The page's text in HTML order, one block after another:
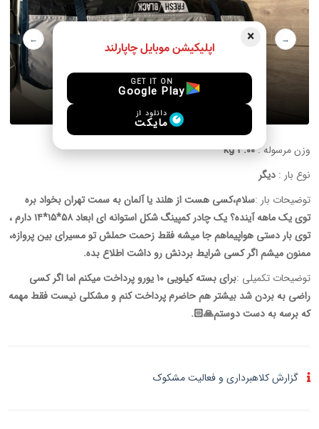
وزن مرسوله :3.00 kg
نوع بار : دیگر
توضیحات بار :سلام،کسی هست از هلند یا آلمان به سمت تهران بخواد بره
توی یک ماهه آینده؟ یک چادر کمپینگ شکل استوانه ای ابعاد ۵۸*۱۵*۱۴ دارم ،
توی بار دستی هواپیماهم جا میشه فقط زحمت حملش تو مسیرای بین پروازه،
ممنون میشم اگر کسی شرایط بردنش رو داشت اطلاع بده.
توضیحات تکمیلی :
برای بسته کیلویی ۱۰ یورو پرداخت میکنم اما اگر کسی
راضی به بردن شد بیشتر هم حاضرم پرداخت کنم و مشکلی نیست فقط مهمه
که برسه به دست دوستم🙏🏻.
گزارش کلاهبرداری و فعالیت مشکوک
×
اپلیکیشن موبایل چاپارلند
GET IT ON
Google Play
دانلود از
مایکت